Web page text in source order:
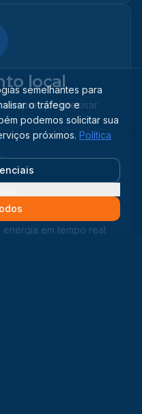
semelhantes para
o tráfego e
podemos solicitar sua
próximos. Política
local
que precisar
contínuo
em tempo real